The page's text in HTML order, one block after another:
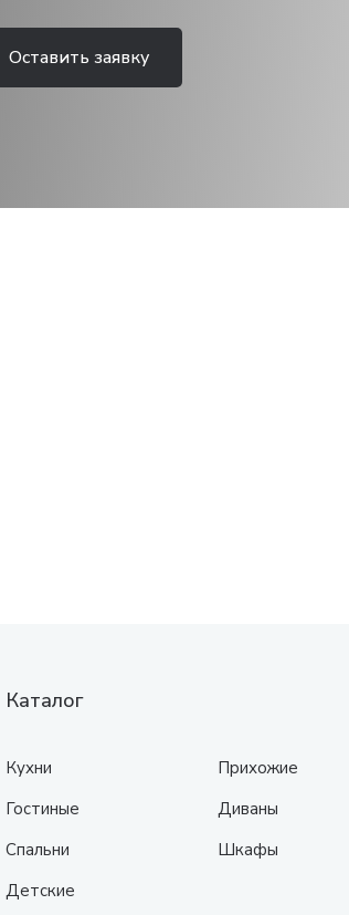
Оставить заявку
Каталог
Кухни
Гостиные
Спальни
Детские
Прихожие
Диваны
Шкафы